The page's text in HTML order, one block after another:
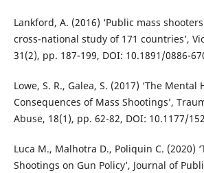
Lankford, A. (2016) ‘Public mass
cross-national study of 171 countries’,
31(2), pp. 187-199, DOI: 10.1891/0886-
Lowe, S. R., Galea, S. (2017) ‘The Mental
Consequences of Mass Shootings’,
Abuse, 18(1), pp. 62-82, DOI: 10.1177/
Luca M., Malhotra D., Poliquin C. (2020)
Shootings on Gun Policy’, Journal of